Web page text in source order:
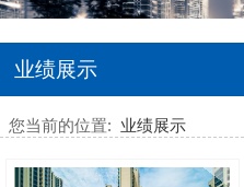
业绩展示
您当前的位置: 业绩展示